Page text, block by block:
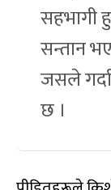
सहभागी
सन्तान
जसले
छ ।